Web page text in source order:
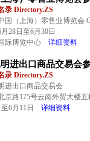
录 Directory.ZS
国（上海）零售业博览会
28日至6月30日
际博览中心
详细资料
进出口商品交易会
录 Directory.ZS
进出口商品交易会
京路175号云南外贸大楼五
6月11日
详细资料